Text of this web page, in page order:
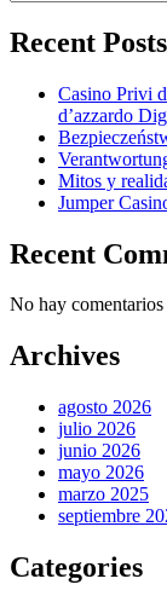
Recent Posts
Casino Privi
d’azzardo
Mitos y
Jumper
Recent
No hay comentarios
Archives
agosto 2026
julio 2026
junio 2026
mayo 2026
marzo 2025
septiembre
Categories